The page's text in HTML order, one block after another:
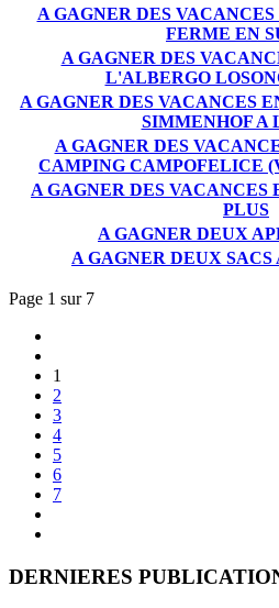
A GAGNER DES
FERME EN
A GAGNER DES
L'ALBERGO
A GAGNER DES VACANCES
SIMMENHOF A
A GAGNER DES
CAMPING CAMPOFELICE
A GAGNER DES
PLUS
A GAGNER DEUX
A GAGNER DEUX
Page 1 sur 7
1
2
3
4
5
6
7
DERNIERES